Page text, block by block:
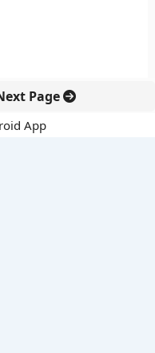
Page
App